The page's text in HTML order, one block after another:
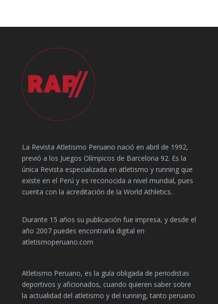
La Revista Atletismo Peruano nació en abril de 1992,
previó a los Juegos Olímpicos de Barcelona 92. Es la
única Revista especializada en atletismo y running que
existe en el Perú y es reconocida a nivel mundial, pues
cuenta con la acreditación de la World Athletics.
Durante 15 años su publicación fue impresa, y desde el
año 2007 puedes encontrarla digital en
atletismoperuano.com
Atletismo Peruano, es la guía obligada de periodistas
deportivos y aficionados, cuando quieren saber sobre
la actualidad del atletismo y del running, tanto peruano